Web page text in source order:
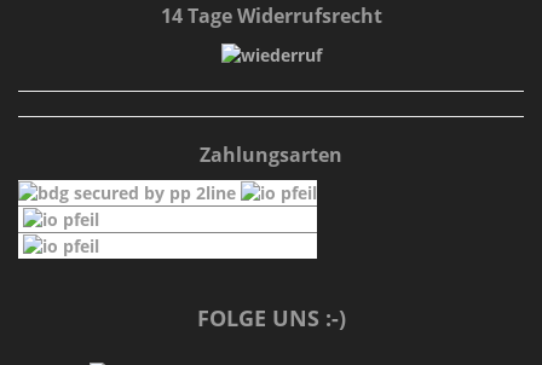
14 Tage Widerrufsrecht
Zahlungsarten
FOLGE UNS :-)